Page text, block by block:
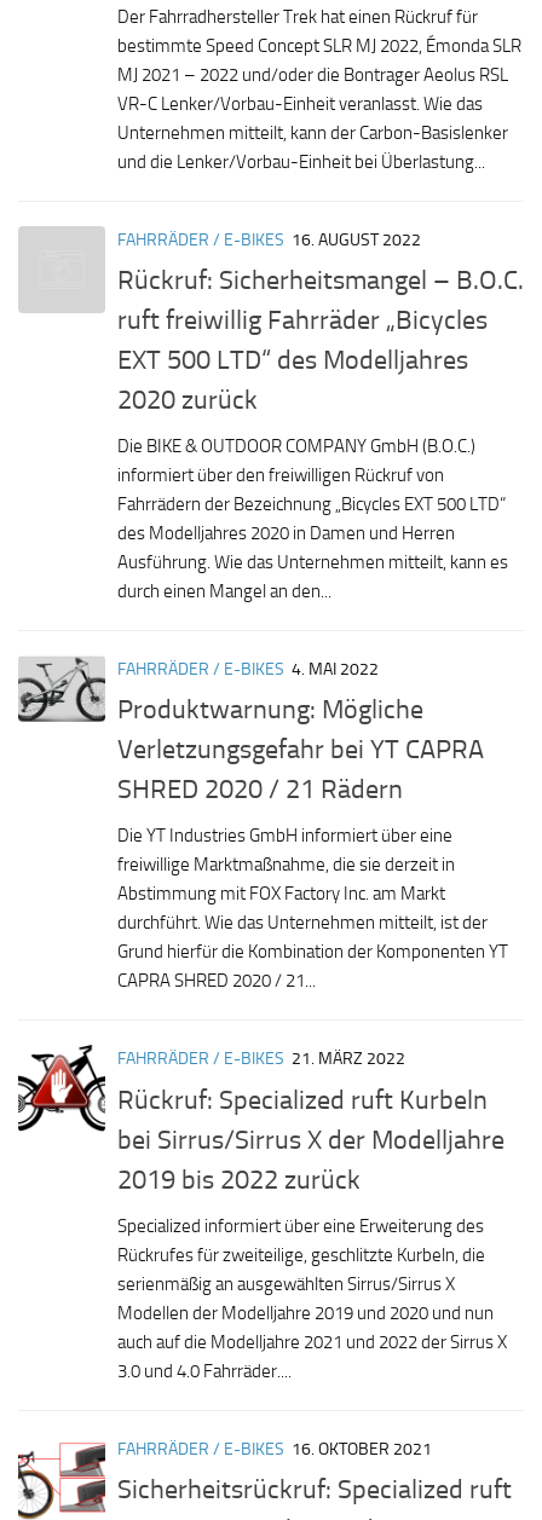
Der Fahrradhersteller Trek hat einen Rückruf für
bestimmte Speed Concept SLR MJ 2022, Émonda SLR
MJ 2021 – 2022 und/oder die Bontrager Aeolus RSL
VR-C Lenker/Vorbau-Einheit veranlasst. Wie das
Unternehmen mitteilt, kann der Carbon-Basislenker
und die Lenker/Vorbau-Einheit bei Überlastung...
FAHRRÄDER / E-BIKES 16. AUGUST 2022
Rückruf: Sicherheitsmangel – B.O.C.
ruft freiwillig Fahrräder „Bicycles
EXT 500 LTD“ des Modelljahres
2020 zurück
Die BIKE & OUTDOOR COMPANY GmbH (B.O.C.)
informiert über den freiwilligen Rückruf von
Fahrrädern der Bezeichnung „Bicycles EXT 500 LTD“
des Modelljahres 2020 in Damen und Herren
Ausführung. Wie das Unternehmen mitteilt, kann es
durch einen Mangel an den...
FAHRRÄDER / E-BIKES 4. MAI 2022
Produktwarnung: Mögliche
Verletzungsgefahr bei YT CAPRA
SHRED 2020 / 21 Rädern
Die YT Industries GmbH informiert über eine
freiwillige Marktmaßnahme, die sie derzeit in
Abstimmung mit FOX Factory Inc. am Markt
durchführt. Wie das Unternehmen mitteilt, ist der
Grund hierfür die Kombination der Komponenten YT
CAPRA SHRED 2020 / 21...
FAHRRÄDER / E-BIKES 21. MÄRZ 2022
Rückruf: Specialized ruft Kurbeln
bei Sirrus/Sirrus X der Modelljahre
2019 bis 2022 zurück
Specialized informiert über eine Erweiterung des
Rückrufes für zweiteilige, geschlitzte Kurbeln, die
serienmäßig an ausgewählten Sirrus/Sirrus X
Modellen der Modelljahre 2019 und 2020 und nun
auch auf die Modelljahre 2021 und 2022 der Sirrus X
3.0 und 4.0 Fahrräder....
FAHRRÄDER / E-BIKES 16. OKTOBER 2021
Sicherheitsrückruf: Specialized ruft